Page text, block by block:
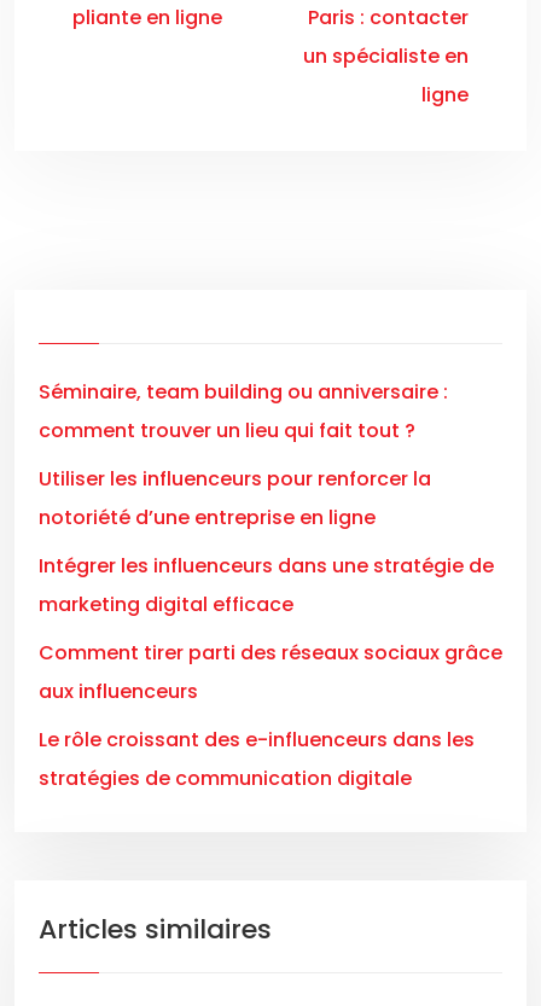
pliante en ligne
Paris : contacter
un spécialiste en
ligne
Séminaire, team building ou anniversaire :
comment trouver un lieu qui fait tout ?
Utiliser les influenceurs pour renforcer la
notoriété d’une entreprise en ligne
Intégrer les influenceurs dans une stratégie de
marketing digital efficace
Comment tirer parti des réseaux sociaux grâce
aux influenceurs
Le rôle croissant des e-influenceurs dans les
stratégies de communication digitale
Articles similaires